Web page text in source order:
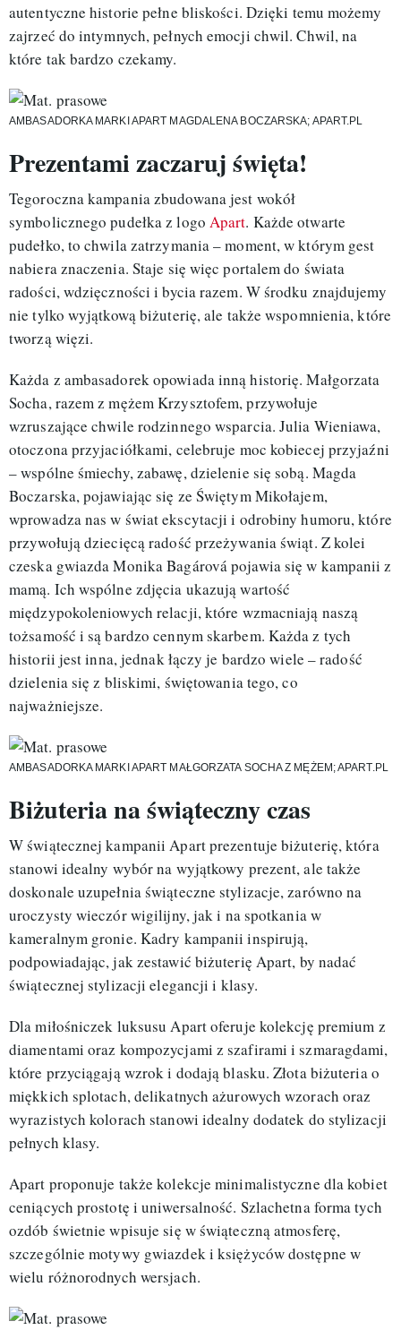
autentyczne historie pełne bliskości. Dzięki temu możemy
zajrzeć do intymnych, pełnych emocji chwil. Chwil, na
które tak bardzo czekamy.
AMBASADORKA MARKI APART MAGDALENA BOCZARSKA; APART.PL
Prezentami zaczaruj święta!
Tegoroczna kampania zbudowana jest wokół
symbolicznego pudełka z logo Apart. Każde otwarte
pudełko, to chwila zatrzymania – moment, w którym gest
nabiera znaczenia. Staje się więc portalem do świata
radości, wdzięczności i bycia razem. W środku znajdujemy
nie tylko wyjątkową biżuterię, ale także wspomnienia, które
tworzą więzi.
Każda z ambasadorek opowiada inną historię. Małgorzata
Socha, razem z mężem Krzysztofem, przywołuje
wzruszające chwile rodzinnego wsparcia. Julia Wieniawa,
otoczona przyjaciółkami, celebruje moc kobiecej przyjaźni
– wspólne śmiechy, zabawę, dzielenie się sobą. Magda
Boczarska, pojawiając się ze Świętym Mikołajem,
wprowadza nas w świat ekscytacji i odrobiny humoru, które
przywołują dziecięcą radość przeżywania świąt. Z kolei
czeska gwiazda Monika Bagárová pojawia się w kampanii z
mamą. Ich wspólne zdjęcia ukazują wartość
międzypokoleniowych relacji, które wzmacniają naszą
tożsamość i są bardzo cennym skarbem. Każda z tych
historii jest inna, jednak łączy je bardzo wiele – radość
dzielenia się z bliskimi, świętowania tego, co
najważniejsze.
AMBASADORKA MARKI APART MAŁGORZATA SOCHA Z MĘŻEM; APART.PL
Biżuteria na świąteczny czas
W świątecznej kampanii Apart prezentuje biżuterię, która
stanowi idealny wybór na wyjątkowy prezent, ale także
doskonale uzupełnia świąteczne stylizacje, zarówno na
uroczysty wieczór wigilijny, jak i na spotkania w
kameralnym gronie. Kadry kampanii inspirują,
podpowiadając, jak zestawić biżuterię Apart, by nadać
świątecznej stylizacji elegancji i klasy.
Dla miłośniczek luksusu Apart oferuje kolekcję premium z
diamentami oraz kompozycjami z szafirami i szmaragdami,
które przyciągają wzrok i dodają blasku. Złota biżuteria o
miękkich splotach, delikatnych ażurowych wzorach oraz
wyrazistych kolorach stanowi idealny dodatek do stylizacji
pełnych klasy.
Apart proponuje także kolekcje minimalistyczne dla kobiet
ceniących prostotę i uniwersalność. Szlachetna forma tych
ozdób świetnie wpisuje się w świąteczną atmosferę,
szczególnie motywy gwiazdek i księżyców dostępne w
wielu różnorodnych wersjach.